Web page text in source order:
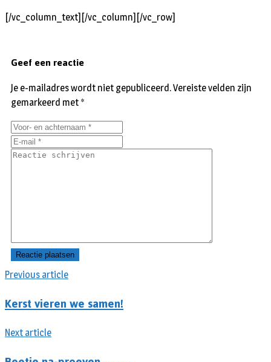
[/vc_column_text][/vc_column][/vc_row]
Previous article
Kerst vieren we samen!
Next article
Geef een reactie
Je e-mailadres wordt niet gepubliceerd.Vereiste velden zijn
gemarkeerd met *